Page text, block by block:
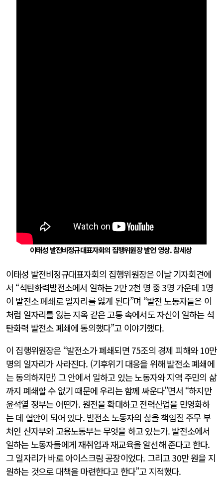
이태성 발전비정규대표자회의 집행위원장 발언 영상. 참세상
이태성 발전비정규대표자회의 집행위원장은 이날 기자회견에
서 “석탄화력발전소에서 일하는 2만 2천 명 중 3명 가운데 1명
이 발전소 폐쇄로 일자리를 잃게 된다”며 “발전 노동자들은 이
처럼 일자리를 잃는 지옥 같은 고통 속에서도 자신이 일하는 석
탄화력 발전소 폐쇄에 동의했다”고 이야기했다.
이 집행위원장은 “발전소가 폐쇄되면 75조의 경제 피해와 10만
명의 일자리가 사라진다. (기후위기 대응을 위해 발전소 폐쇄에
는 동의하지만) 그 안에서 일하고 있는 노동자와 지역 주민의 삶
까지 폐쇄할 수 없기 때문에 우리는 함께 싸운다”면서 “하지만
윤석열 정부는 어떤가. 원전을 확대하고 전력산업을 민영화하
는 데 혈안이 되어 있다. 발전소 노동자의 삶을 책임질 주무 부
처인 산자부와 고용노동부는 무엇을 하고 있는가. 발전소에서
일하는 노동자들에게 재취업과 재교육을 알선해 준다고 한다.
그 일자리가 바로 아이스크림 공장이었다. 그리고 30만 원을 지
원하는 것으로 대책을 마련한다고 한다”고 지적했다.